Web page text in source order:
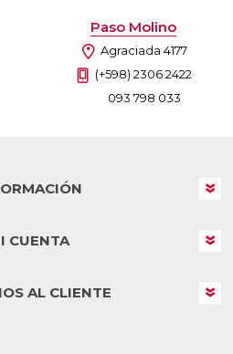
Paso Molino
Agraciada 4177
(+598) 2306 2422
093 798 033
CUENTA
AL CLIENTE